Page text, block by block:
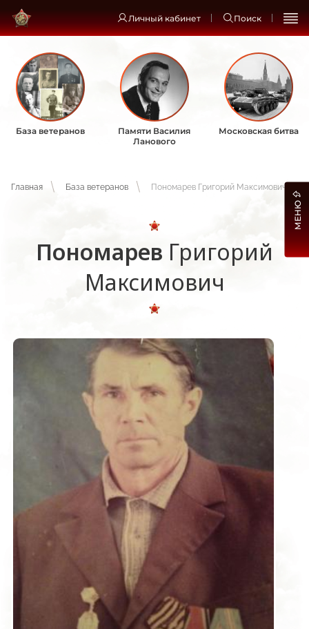
Личный кабинет Поиск
База ветеранов
Памяти Василия
Ланового
Московская битва
Главная База ветеранов Пономарев Григорий Максимович
Пономарев Григорий
Максимович
МЕНЮ